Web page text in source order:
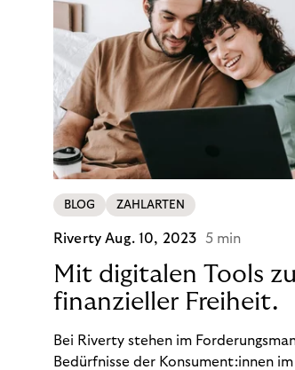
BLOG ZAHLARTEN
RivertyAug. 10, 2023 5 min
Mit digitalen Tools zu
finanzieller Freiheit.
Bei Riverty stehen im
Bedürfnisse der Konsument:innen